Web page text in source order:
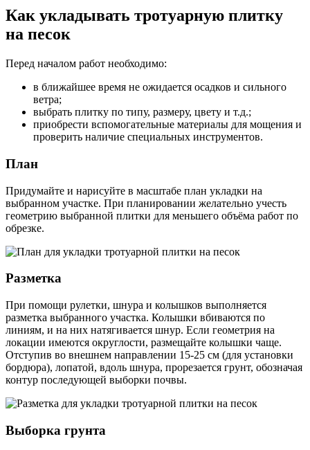
Как укладывать тротуарную плитку
на песок
Перед началом работ необходимо:
в ближайшее время не ожидается осадков и сильного
ветра;
выбрать плитку по типу, размеру, цвету и т.д.;
приобрести вспомогательные материалы для мощения и
проверить наличие специальных инструментов.
План
Придумайте и нарисуйте в масштабе план укладки на
выбранном участке. При планировании желательно учесть
геометрию выбранной плитки для меньшего объёма работ по
обрезке.
Разметка
При помощи рулетки, шнура и колышков выполняется
разметка выбранного участка. Колышки вбиваются по
линиям, и на них натягивается шнур. Если геометрия на
локации имеются округлости, размещайте колышки чаще.
Отступив во внешнем направлении 15-25 см (для установки
бордюра), лопатой, вдоль шнура, прорезается грунт, обозначая
контур последующей выборки почвы.
Выборка грунта